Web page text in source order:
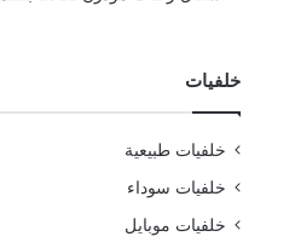
خلفيات
خلفيات طبيعية
خلفيات سوداء
خلفيات موبايل